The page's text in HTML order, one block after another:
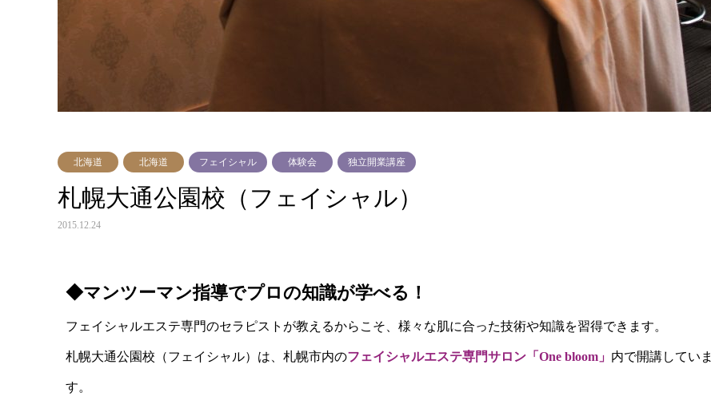
北海道 北海道 フェイシャル 体験会 独立開業講座
札幌大通公園校（フェイシャル）
2015.12.24
◆マンツーマン指導でプロの知識が学べる！
フェイシャルエステ専門のセラピストが教えるからこそ、様々な肌に合った技術や知識を習得できます。
札幌大通公園校（フェイシャル）は、札幌市内のフェイシャルエステ専門サロン「One bloom」 内で開講していま
す。